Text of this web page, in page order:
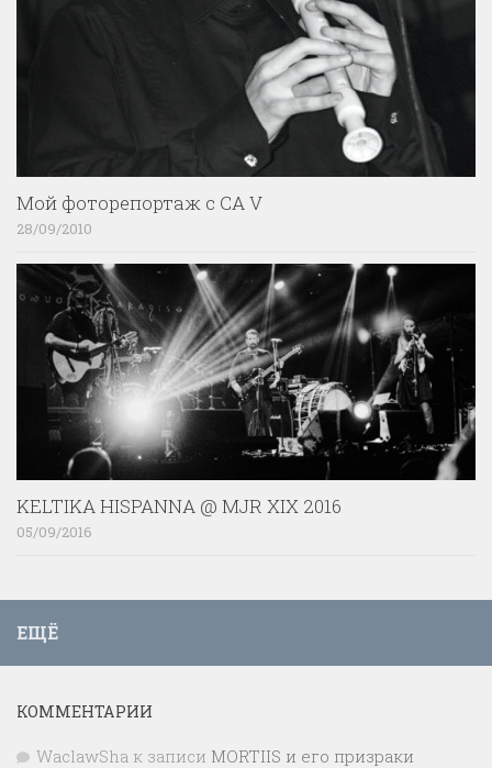
Мой фоторепортаж с CA V
28/09/2010
KELTIKA HISPANNA @ MJR XIX 2016
05/09/2016
ЕЩЁ
КОММЕНТАРИИ
WaclawSha к записи MORTIIS и его призраки